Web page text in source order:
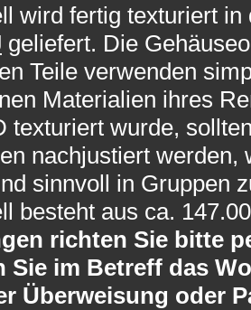
wird fertig texturiert
geliefert. Die
Teile verwenden
Materialien ihres
texturiert wurde,
nachjustiert
sinnvoll in Gruppen
besteht aus ca.
richten Sie bitte
Sie im Betreff das
Überweisung oder